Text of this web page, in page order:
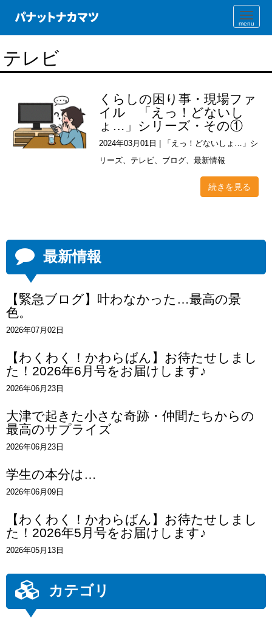
N
a
v
t
n
テレビ
くらしの困り事・現場ファ
イル 「えっ！どないし
ょ…」シリーズ・その①
2024年03月01日
「えっ！どないしょ…」シ
リーズ、 テレビ、 ブログ、最新情報
続きを見る
最新情報
【緊急ブログ】叶わなかった…最高の景
色。
2026年07月02日
【わくわく！かわらばん】お待たせしまし
た！2026年6月号をお届けします♪
2026年06月23日
大津で起きた小さな奇跡・仲間たちからの
最高のサプライズ
2026年06月23日
学生の本分は…
2026年06月09日
【わくわく！かわらばん】お待たせしまし
た！2026年5月号をお届けします♪
2026年05月13日
カテゴリ